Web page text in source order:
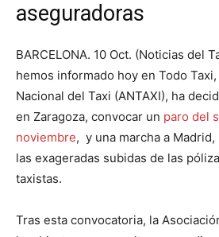
aseguradoras
BARCELONA. 10 Oct. (Noticias del
hemos informado hoy en Todo
Nacional del Taxi (ANTAXI), ha
en Zaragoza, convocar un paro del
noviembre, y una marcha a
las exageradas subidas de las
taxistas.
Tras esta convocatoria, la